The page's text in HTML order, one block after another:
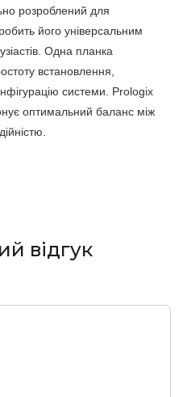
розроблений для
його універсальним
Одна планка
встановлення,
системи. Prologix
оптимальний баланс між
відгук